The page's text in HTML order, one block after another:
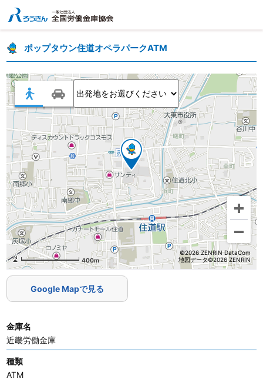
ポップタウン住道オペラパークATM
400m
©2026 ZENRIN DataCom
地図データ©2026 ZENRIN
Google Mapで見る
金庫名
近畿労働金庫
種類
ATM